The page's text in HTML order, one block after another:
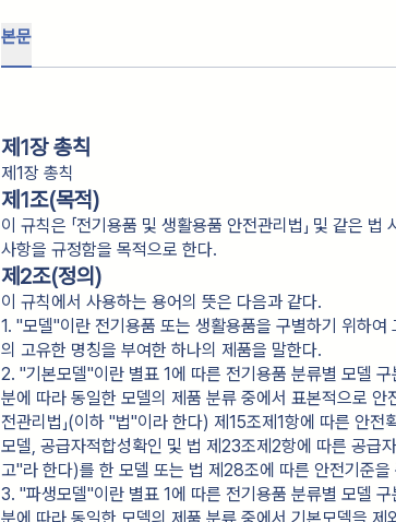
본문
제1장 총칙
제1장 총칙
제1조(목적)
이 규칙은 「전기용품 및 생활용품 안전관리법」 및 같은
사항을 규정함을 목적으로 한다.
제2조(정의)
이 규칙에서 사용하는 용어의 뜻은 다음과 같다.
1. "모델"이란 전기용품 또는 생활용품을 구별하기 위하
의 고유한 명칭을 부여한 하나의 제품을 말한다.
2. "기본모델"이란 별표 1에 따른 전기용품 분류별 모델
분에 따라 동일한 모델의 제품 분류 중에서 표본적으로 안
전관리법」(이하 "법"이라 한다) 제15조제1항에 따른 안
모델, 공급자적합성확인 및 법 제23조제2항에 따른 공급
고"라 한다)를 한 모델 또는 법 제28조에 따른 안전기준을
3. "파생모델"이란 별표 1에 따른 전기용품 분류별 모델